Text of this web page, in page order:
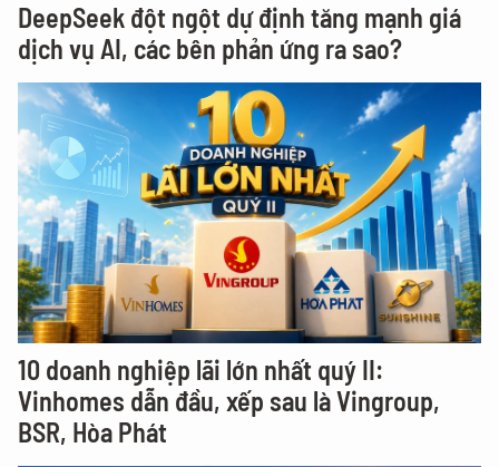
DeepSeek đột ngột dự định tăng mạnh giá
dịch vụ AI, các bên phản ứng ra sao?
10 doanh nghiệp lãi lớn nhất quý II:
Vinhomes dẫn đầu, xếp sau là Vingroup,
BSR, Hòa Phát